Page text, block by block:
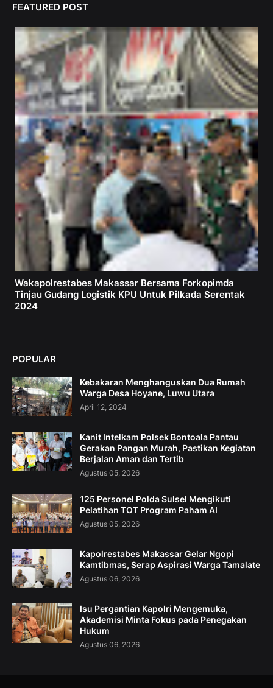
FEATURED POST
Wakapolrestabes Makassar Bersama Forkopimda
Tinjau Gudang Logistik KPU Untuk Pilkada Serentak
2024
POPULAR
Kebakaran Menghanguskan Dua Rumah
Warga Desa Hoyane, Luwu Utara
April 12, 2024
Kanit Intelkam Polsek Bontoala Pantau
Gerakan Pangan Murah, Pastikan Kegiatan
Berjalan Aman dan Tertib
Agustus 05, 2026
125 Personel Polda Sulsel Mengikuti
Pelatihan TOT Program Paham AI
Agustus 05, 2026
Kapolrestabes Makassar Gelar Ngopi
Kamtibmas, Serap Aspirasi Warga Tamalate
Agustus 06, 2026
Isu Pergantian Kapolri Mengemuka,
Akademisi Minta Fokus pada Penegakan
Hukum
Agustus 06, 2026